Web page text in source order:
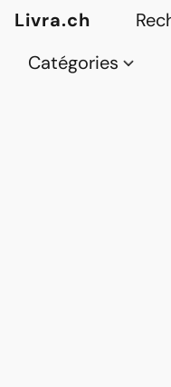
Livra.ch
Catégories